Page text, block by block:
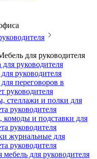
для руководителя
для руководителя
руководителя
переговоров в
руководителя
стеллажи и полки для
руководителя
комоды и подставки для
руководителя
журнальные для
руководителя
мебель для руководителя